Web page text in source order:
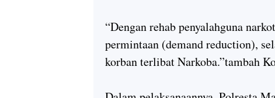
“Dengan rehab penyalahguna
permintaan (demand reduction),
korban terlibat Narkoba.”tambah